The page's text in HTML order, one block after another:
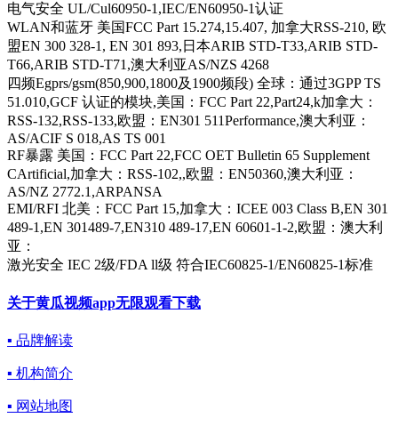
电气安全 UL/Cul60950-1,IEC/EN60950-1认证
WLAN和蓝牙 美国FCC Part 15.274,15.407, 加拿大RSS-210, 欧
盟EN 300 328-1, EN 301 893,日本ARIB STD-T33,ARIB STD-
T66,ARIB STD-T71,澳大利亚AS/NZS 4268
四频Egprs/gsm(850,900,1800及1900频段) 全球：通过3GPP TS
51.010,GCF 认证的模块,美国：FCC Part 22,Part24,k加拿大：
RSS-132,RSS-133,欧盟：EN301 511Performance,澳大利亚：
AS/ACIF S 018,AS TS 001
RF暴露 美国：FCC Part 22,FCC OET Bulletin 65 Supplement
CArtificial,加拿大：RSS-102,,欧盟：EN50360,澳大利亚：
AS/NZ 2772.1,ARPANSA
EMI/RFI 北美：FCC Part 15,加拿大：ICEE 003 Class B,EN 301
489-1,EN 301489-7,EN310 489-17,EN 60601-1-2,欧盟：澳大利
亚：
激光安全 IEC 2级/FDA ll级 符合IEC60825-1/EN60825-1标准
关于黄瓜视频app无限观看下载
▪ 品牌解读
▪ 机构简介
▪ 网站地图